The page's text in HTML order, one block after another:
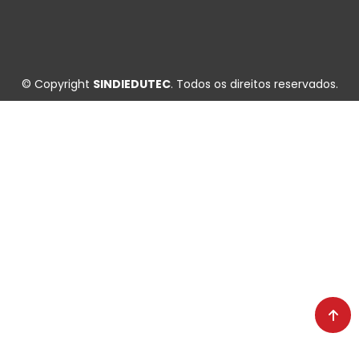
© Copyright SINDIEDUTEC. Todos os direitos reservados.